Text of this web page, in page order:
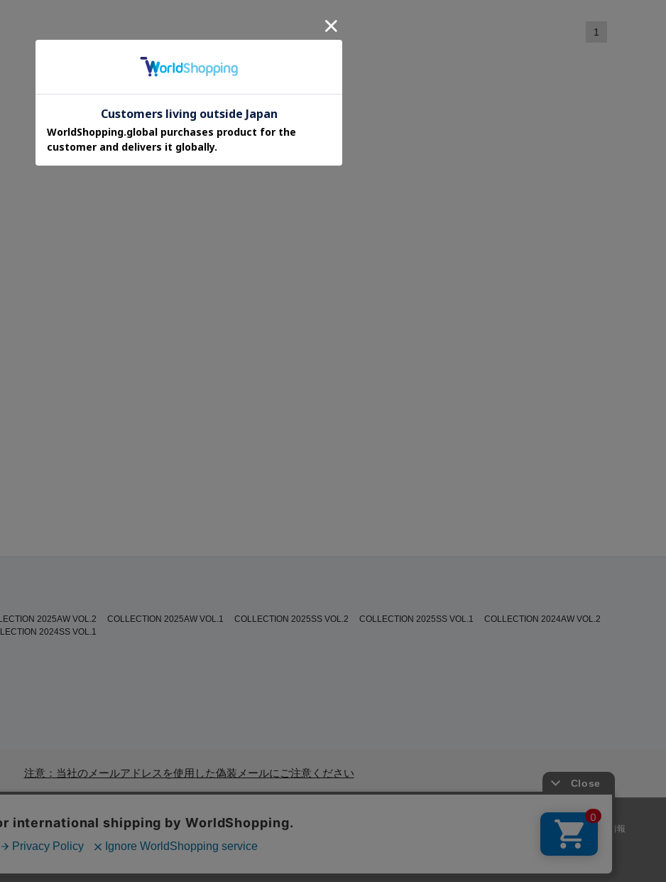
1
2025AW VOL.2 COLLECTION 2025AW VOL.1 COLLECTION 2025SS VOL.2 COLLECTION 2025SS VOL.1
COLLECTION 2024AW VOL.2
2024SS VOL.1
注意：当社のメールアドレスを使用した偽装メールにご注意ください
ランド一覧 | 店舗検索 | 企業情報 株主優待制度 | 利用規約 | サイトポリシー 特定商取引法に基づく表記 | 採用情報